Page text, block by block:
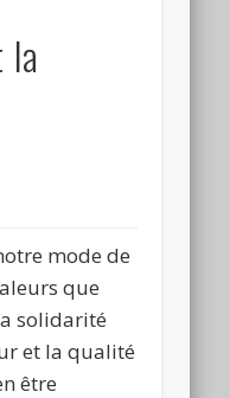
la
mode de
que
solidarité
et la qualité
être